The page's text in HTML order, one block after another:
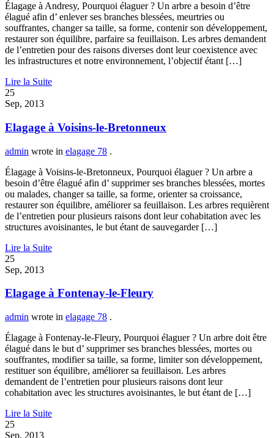
Élagage à Andresy, Pourquoi élaguer ? Un arbre a besoin d’être
élagué afin d’ enlever ses branches blessées, meurtries ou
souffrantes, changer sa taille, sa forme, contenir son développement,
restaurer son équilibre, parfaire sa feuillaison. Les arbres demandent
de l’entretien pour des raisons diverses dont leur coexistence avec
les infrastructures et notre environnement, l’objectif étant […]
Lire la Suite
25
Sep, 2013
Elagage à Voisins-le-Bretonneux
admin wrote in elagage 78 .
Élagage à Voisins-le-Bretonneux, Pourquoi élaguer ? Un arbre a
besoin d’être élagué afin d’ supprimer ses branches blessées, mortes
ou malades, changer sa taille, sa forme, orienter sa croissance,
restaurer son équilibre, améliorer sa feuillaison. Les arbres requièrent
de l’entretien pour plusieurs raisons dont leur cohabitation avec les
structures avoisinantes, le but étant de sauvegarder […]
Lire la Suite
25
Sep, 2013
Elagage à Fontenay-le-Fleury
admin wrote in elagage 78 .
Élagage à Fontenay-le-Fleury, Pourquoi élaguer ? Un arbre doit être
élagué dans le but d’ supprimer ses branches blessées, mortes ou
souffrantes, modifier sa taille, sa forme, limiter son développement,
restituer son équilibre, améliorer sa feuillaison. Les arbres
demandent de l’entretien pour plusieurs raisons dont leur
cohabitation avec les structures avoisinantes, le but étant de […]
Lire la Suite
25
Sep, 2013